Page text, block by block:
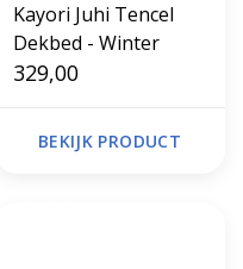
Kayori Juhi Tencel
Dekbed - Winter
329,00
BEKIJK PRODUCT